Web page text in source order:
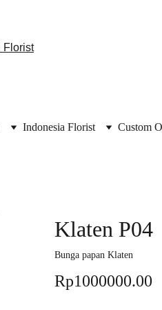
Indonesia Florist Custom
Klaten P04
Bunga papan Klaten
Rp1000000.00